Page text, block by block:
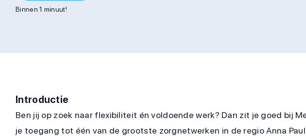
Binnen 1 minuut!
Introductie
Ben jij op zoek naar flexibiliteit én voldoende werk? Dan zit je goed bij
je toegang tot één van de grootste zorgnetwerken in de regio Anna